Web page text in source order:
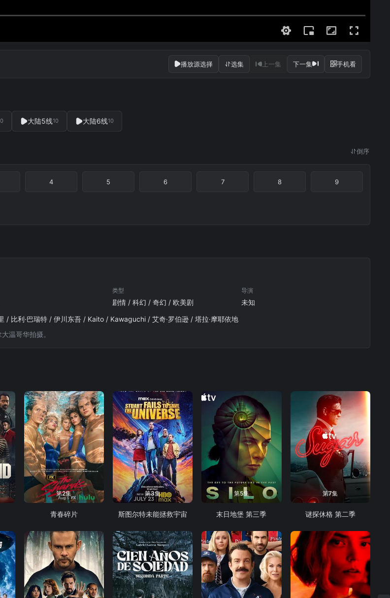
播放源选择 选集 上一集 下一集 手机看
大陆5线10 大陆6线10
倒序
4 5 6 7 8 9
类型
剧情 / 科幻 / 奇幻 / 欧美剧
导演
未知
/ 比利·巴瑞特 / 伊川东吾 / Kaito / Kawaguchi / 艾奇·罗伯逊 / 塔拉·摩耶依地
温哥华拍摄。
第2集
青春碎片
第3集
斯图尔特未能拯救宇宙
第5集
末日地堡 第三季
第7集
谜探休格 第二季